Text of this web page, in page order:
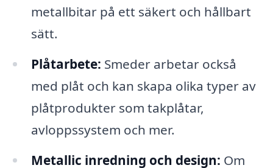
metallbitar på ett säkert och hållbart
sätt.
Plåtarbete: Smeder arbetar också
med plåt och kan skapa olika typer av
plåtprodukter som takplåtar,
avloppssystem och mer.
Metallic inredning och design: Om